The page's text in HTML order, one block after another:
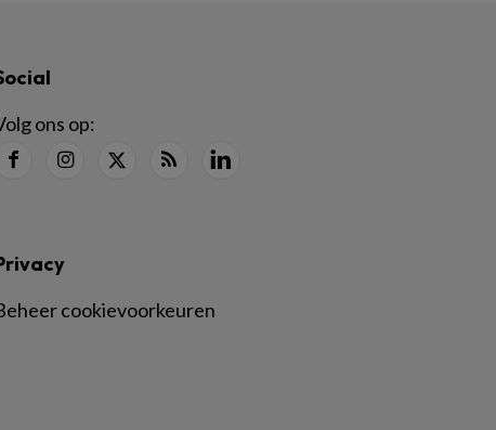
ons op:
cookievoorkeuren